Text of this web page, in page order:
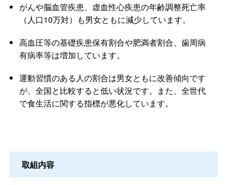
がんや脳血管疾患、虚血性心疾患の年齢調整死亡率
（人口10万対）も男女ともに減少しています。
高血圧等の基礎疾患保有割合や肥満者割合、歯周病
有病率等は増加しています。
運動習慣のある人の割合は男女ともに改善傾向です
が、全国と比較すると低い状況です。また、全世代
で食生活に関する指標が悪化しています。
取組内容